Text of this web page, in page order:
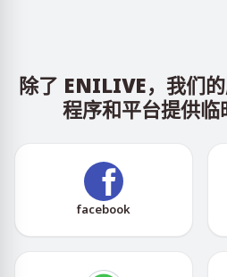
除了 ENILIVE，我们
程序和平台提供临
facebook